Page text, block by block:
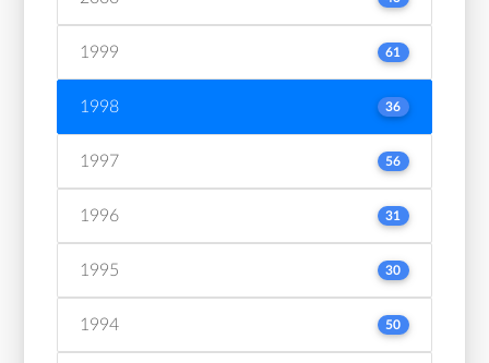
1999 61
1998 36
1997 56
1996 31
1995 30
1994 50